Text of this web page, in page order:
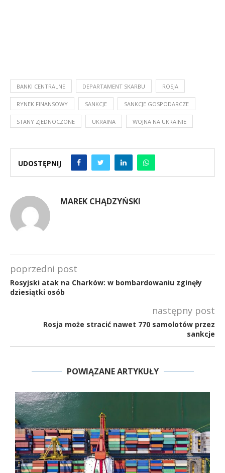
BANKI CENTRALNE DEPARTAMENT SKARBU ROSJA
RYNEK FINANSOWY SANKCJE SANKCJE GOSPODARCZE
STANY ZJEDNOCZONE UKRAINA WOJNA NA UKRAINIE
UDOSTĘPNIJ
MAREK CHĄDZYŃSKI
poprzedni post
Rosyjski atak na Charków: w bombardowaniu zginęły
dziesiątki osób
następny post
Rosja może stracić nawet 770 samolotów przez
sankcje
POWIĄZANE ARTYKUŁY